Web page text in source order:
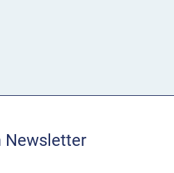
Newsletter